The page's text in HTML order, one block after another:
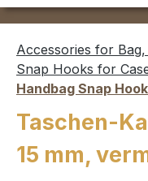
Accessories for
Snap Hooks for
Handbag Snap
Taschen-
15 mm,